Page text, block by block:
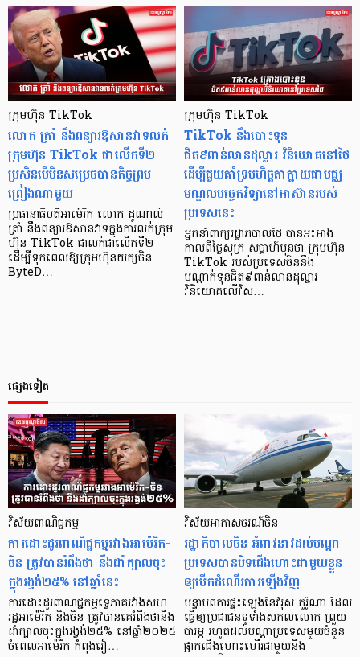
ក្រុមហ៊ុន TikTok
លោក ត្រាំ នឹងពន្យារឱសានវាទលក់
ក្រុមហ៊ុន TikTok ជាលើកទី២
ប្រសិនបើមិនសម្រេចបានកិច្ចព្រម
ព្រៀងណាមួយ
ប្រធានាធិបតីអាម៉េរិក លោក ដូណាល់
ត្រាំ នឹងពន្យារឱសានវាទក្នុងការលក់ក្រុម
ហ៊ុន TikTok ជាលក់ជាលើកទី២
ដើម្បីទុកពេលឱ្យក្រុមហ៊ុនយក្សចិន
ByteD…
ក្រុមហ៊ុន TikTok
TikTok នឹងបោះទុន
ជិត៩ពាន់លានដុល្លារ វិនិយោគនៅថៃ
ដើម្បីជួយគាំទ្រមហិច្ឆតាក្លាយជាមជ្ឈ
មណ្ឌលបច្ចេកវិទ្យានៅអាស៊ានរបស់
ប្រទេសនេះ
អ្នកនាំពាក្យរដ្ឋាភិបាលថៃ បានអះអាង
កាលពីថ្ងៃសុក្រ សប្តាហ៍មុនថា ក្រុមហ៊ុន
TikTok របស់ប្រទេសចិននឹង
បណ្ដាក់ទុនជិត៩ពាន់លានដុល្លារ
វិនិយោគលើវិស…
ផ្សេងទៀត
វិស័យពាណិជ្ជកម្ម
ការដោះដូរពាណិជ្ជកម្មរវាងអាម៉េរិក-
ចិន ត្រូវបានរំពឹងថា នឹងដាំក្បាលចុះ
ក្នុងរង្វង់២៥% នៅឆ្នាំនេះ
ការដោះដូរពាណិជ្ជកម្មទ្វេភាគីរវាងសហ
រដ្ឋអាម៉េរិក និងចិន ត្រូវបានគេរំពឹងថានឹង
ដាំក្បាលចុះក្នុងរង្វង់២៥% នៅឆ្នាំ២០២៥
ចំពេលអាម៉េរិក កំពុងរៀ…
វិស័យអាកាសចរណ៍ចិន
រដ្ឋាភិបាលចិន អំពាវនាវដល់បណ្តា
ប្រទេសបានបិទជើងហោះជាមួយខ្លួន
ឲ្យបើកដំណើរការឡើងវិញ
បន្ទាប់ពីការផ្ទុះឡើងនៃវីរុស កូរ៉ូណា ដែល
ធ្វើឲ្យប្រជាជនទូទាំងសកលលោក ព្រួយ
បារម្ភ រហូតដល់បណ្តាប្រទេសមួយចំនួន
ផ្អាកជើងហោះហើរជាមួយនឹង